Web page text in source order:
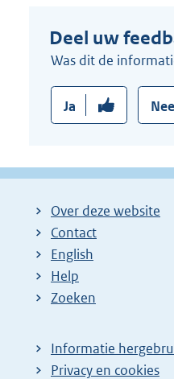
Deel uw
Was dit de
Ja Nee
Over deze website
Contact
English
Help
Zoeken
Informatie
Privacy en cookies